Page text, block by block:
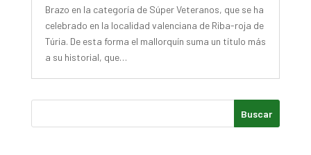
Brazo en la categoría de Súper Veteranos, que se ha
celebrado en la localidad valenciana de Riba-roja de
Túria. De esta forma el mallorquín suma un título más
a su historial, que…